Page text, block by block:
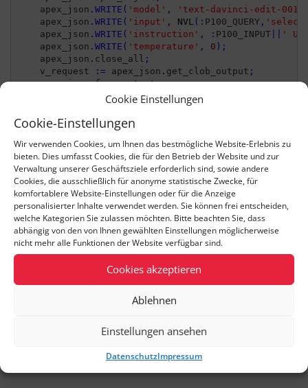
Cookie Einstellungen
Cookie-Einstellungen
Wir verwenden Cookies, um Ihnen das bestmögliche Website-Erlebnis zu
bieten. Dies umfasst Cookies, die für den Betrieb der Website und zur
Verwaltung unserer Geschäftsziele erforderlich sind, sowie andere
Cookies, die ausschließlich für anonyme statistische Zwecke, für
komfortablere Website-Einstellungen oder für die Anzeige
personalisierter Inhalte verwendet werden. Sie können frei entscheiden,
welche Kategorien Sie zulassen möchten. Bitte beachten Sie, dass
abhängig von den von Ihnen gewählten Einstellungen möglicherweise
nicht mehr alle Funktionen der Website verfügbar sind.
Cookies akzeptieren
Ablehnen
Einstellungen ansehen
DatenschutzImpressum
    apex_json
. WRITE ( 'model' , 'text-davinci-edit-001'
    apex_json
. WRITE ( 'input' , NVL ( : P100_QUERY , 'select
    apex_json
. WRITE ( 'instruction' , : P100_INPUT||
'
    apex_json
. WRITE ( 'temperature' , 0 ) ;
    apex_json
. close_all ;
    v_request
:= apex_json . get_clob_output ;
    apex_json
.free_output;
    apex_web_service
.set_request_headers
        p_name_01
        p_value_01
=> 'application/json',
        p_name_02
=> 'Authorization',
        p_value_02
=> 'Bearer '||:OpenAIKey
    v_return
:= apex_web_service.make_rest_request
        p_url
=>
'https://
        p_http_method
=> 'POST',
        p_body
=> v_request);
/* Parse Answer */
apex_json